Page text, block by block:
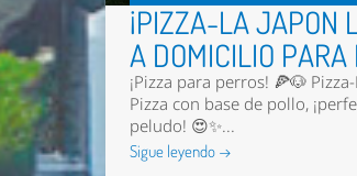
¡PIZZA-LA JAPON
A DOMICILIO PARA
¡Pizza para perros! 🍕🐶
Pizza con base de pollo,
peludo! 😍✨...
Sigue leyendo →